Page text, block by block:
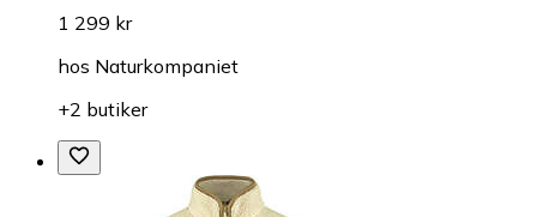
1 299 kr
hos Naturkompaniet
+2 butiker